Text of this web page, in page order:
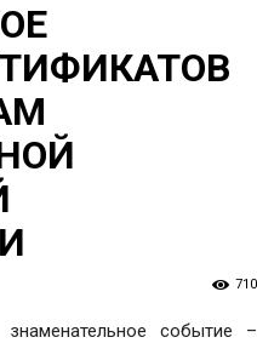
710
событие –